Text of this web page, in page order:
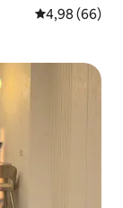
4,98 de uma
4,98 (66)